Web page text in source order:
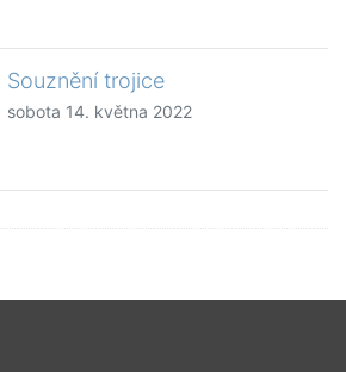
Souznění trojice
sobota 14. května 2022